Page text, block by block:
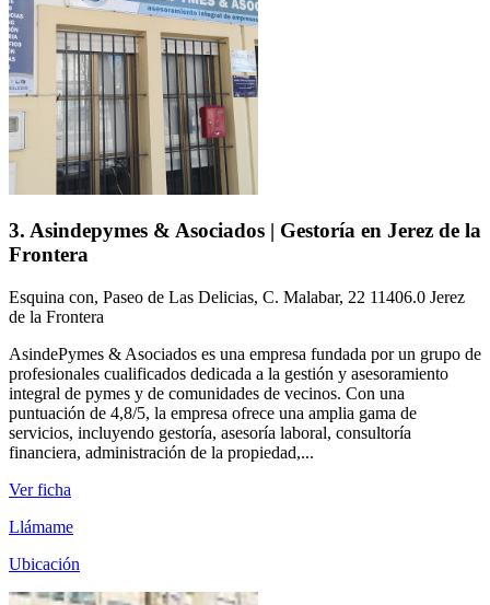
3. Asindepymes & Asociados | Gestoría en Jerez de la
Frontera
Esquina con, Paseo de Las Delicias, C. Malabar, 22 11406.0 Jerez
de la Frontera
AsindePymes & Asociados es una empresa fundada por un grupo de
profesionales cualificados dedicada a la gestión y asesoramiento
integral de pymes y de comunidades de vecinos. Con una
puntuación de 4,8/5, la empresa ofrece una amplia gama de
servicios, incluyendo gestoría, asesoría laboral, consultoría
financiera, administración de la propiedad,...
Ver ficha
Llámame
Ubicación